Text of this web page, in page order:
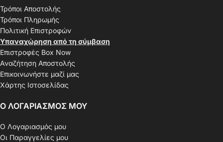
Τρόποι Αποστολής
Τρόποι Πληρωμής
Πολιτική Επιστροφών
Υπαναχώρηση από τη σύμβαση
Επιστροφές Box Now
Αναζήτηση Αποστολής
Επικοινωνήστε μαζί μας
Χάρτης Ιστοσελίδας
Ο ΛΟΓΑΡΙΑΣΜΟΣ ΜΟΥ
Ο Λογαριασμός μου
Οι Παραγγελίες μου